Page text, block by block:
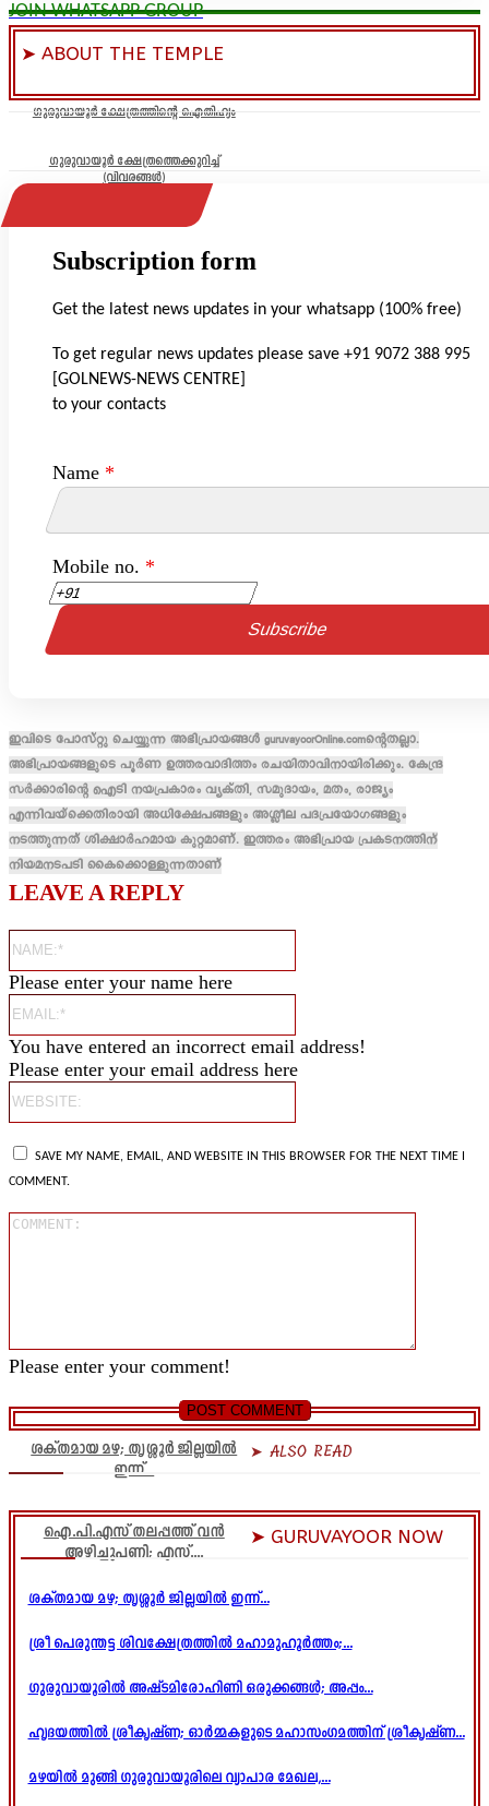
JOIN WHATSAPP GROUP
➤ ABOUT THE TEMPLE
ഗുരുവായൂർ ക്ഷേത്രത്തിന്റെ ഐതിഹ്യം
ഗുരുവായൂർ ക്ഷേത്രത്തെക്കുറിച്ച്
(വിവരങ്ങൾ)
Subscription form
Get the latest news updates in your whatsapp (100% free)
To get regular news updates please save +91 9072 388 995
[GOLNEWS-NEWS CENTRE]
to your contacts
Name *
Mobile no. *
ഇവിടെ പോസ്റ്റു ചെയ്യുന്ന അഭിപ്രായങ്ങൾ guruvayoorOnline.comന്റെതല്ലാ.
അഭിപ്രായങ്ങളുടെ പൂർണ ഉത്തരവാദിത്തം രചയിതാവിനായിരിക്കും. കേന്ദ്ര
സർക്കാരിന്റെ ഐടി നയപ്രകാരം വ്യക്തി, സമുദായം, മതം, രാജ്യം
എന്നിവയ്ക്കെതിരായി അധിക്ഷേപങ്ങളും അശ്ലീല പദപ്രയോഗങ്ങളും
നടത്തുന്നത് ശിക്ഷാർഹമായ കുറ്റമാണ്. ഇത്തരം അഭിപ്രായ പ്രകടനത്തിന്
നിയമനടപടി കൈക്കൊള്ളുന്നതാണ്
LEAVE A REPLY
Please enter your comment!
Please enter your name here
You have entered an incorrect email address!
Please enter your email address here
SAVE MY NAME, EMAIL, AND WEBSITE IN THIS BROWSER FOR THE NEXT TIME I
COMMENT.
ശക്തമായ മഴ; തൃശ്ശൂർ ജില്ലയിൽ
ഇന്ന്...
ഐ.പി.എസ് തലപ്പത്ത് വൻ
അഴിച്ചുപണി; എസ്....
➤ ALSO READ
ശക്തമായ മഴ; തൃശ്ശൂർ ജില്ലയിൽ ഇന്ന്...
ശ്രീ പെരുന്തട്ട ശിവക്ഷേത്രത്തിൽ മഹാമുഹൂർത്തം;...
ഗുരുവായൂരിൽ അഷ്ടമിരോഹിണി ഒരുക്കങ്ങൾ; അപ്പം...
ഹൃദയത്തിൽ ശ്രീകൃഷ്ണ; ഓർമ്മകളുടെ മഹാസംഗമത്തിന് ശ്രീകൃഷ്ണ...
മഴയിൽ മുങ്ങി ഗുരുവായൂരിലെ വ്യാപാര മേഖല,...
➤ GURUVAYOOR NOW